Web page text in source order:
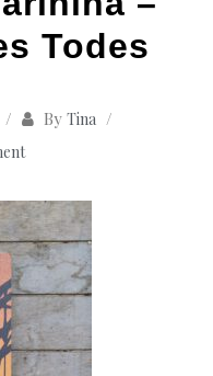
Todes
By Tina